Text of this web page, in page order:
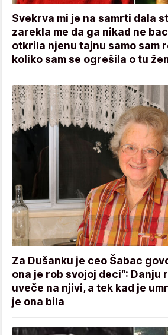
Svekrva mi je na samrti dala
zarekla me da ga nikad ne
otkrila njenu tajnu samo sam
koliko sam se ogrešila o tu
Za Dušanku je ceo Šabac
ona je rob svojoj deci“: Danju
uveče na njivi, a tek kad je
je ona bila